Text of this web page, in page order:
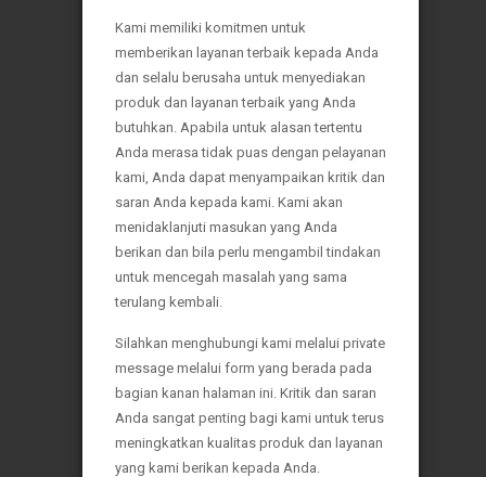
Kami memiliki komitmen untuk
memberikan layanan terbaik kepada Anda
dan selalu berusaha untuk menyediakan
produk dan layanan terbaik yang Anda
butuhkan. Apabila untuk alasan tertentu
Anda merasa tidak puas dengan pelayanan
kami, Anda dapat menyampaikan kritik dan
saran Anda kepada kami. Kami akan
menidaklanjuti masukan yang Anda
berikan dan bila perlu mengambil tindakan
untuk mencegah masalah yang sama
terulang kembali.
Silahkan menghubungi kami melalui private
message melalui form yang berada pada
bagian kanan halaman ini. Kritik dan saran
Anda sangat penting bagi kami untuk terus
meningkatkan kualitas produk dan layanan
yang kami berikan kepada Anda.